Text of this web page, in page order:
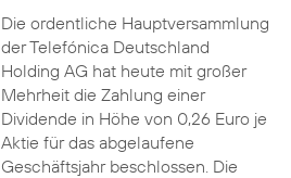
Die ordentliche Hauptversammlung
der Telefónica Deutschland
Holding AG hat heute mit großer
Mehrheit die Zahlung einer
Dividende in Höhe von 0,26 Euro je
Aktie für das abgelaufene
Geschäftsjahr beschlossen. Die